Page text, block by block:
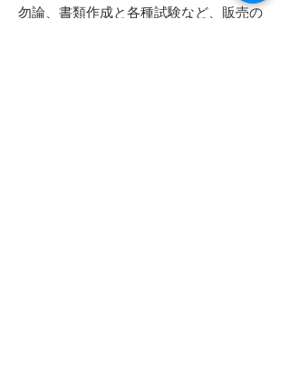
勿論、書類作成と各種試験など、販売の